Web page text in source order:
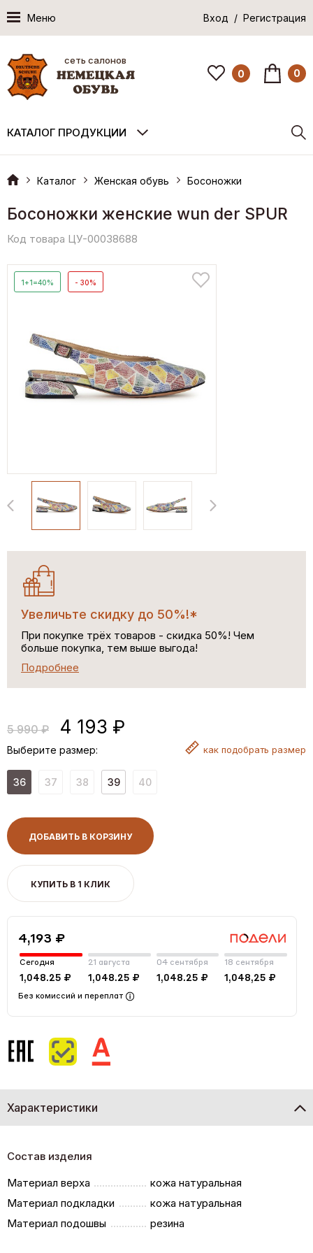
Меню Вход / Регистрация
сеть салонов
0 0
КАТАЛОГ ПРОДУКЦИИ
Каталог Женская обувь Босоножки
Босоножки женские wun der SPUR
Код товара ЦУ-00038688
1+1=40% - 30%
Увеличьте скидку до 50%!*
При покупке трёх товаров - скидка 50%! Чем
больше покупка, тем выше выгода!
Подробнее
5 990 ₽ 4 193 ₽
Выберите размер: как подобрать размер
36 37 38 39 40
ДОБАВИТЬ В КОРЗИНУ
КУПИТЬ В 1 КЛИК
4,193 ₽
Сегодня
1,048.25 ₽
21 августа
1,048.25 ₽
04 сентября
1,048.25 ₽
18 сентября
1,048,25 ₽
Без комиссий и переплат
Характеристики
Состав изделия
Материал верха
кожа натуральная
Материал подкладки
кожа натуральная
Материал подошвы
резина